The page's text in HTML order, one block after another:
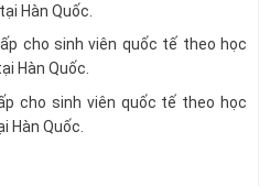
Hàn Quốc.
cho sinh viên quốc tế theo học
Hàn Quốc.
cho sinh viên quốc tế theo học
Hàn Quốc.